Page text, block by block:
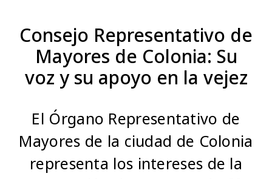
Consejo Representativo de
Mayores de Colonia: Su
voz y su apoyo en la vejez
El Órgano Representativo de
Mayores de la ciudad de Colonia
representa los intereses de la